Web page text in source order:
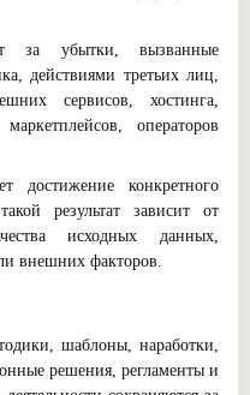
за убытки, вызванные
действиями третьих лиц,
сервисов, хостинга,
операторов
достижение конкретного
результат зависит от
исходных данных,
внешних факторов.
шаблоны, наработки,
решения, регламенты и